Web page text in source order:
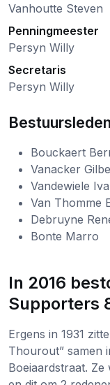
Vanhoutte Steven
Penningmeester
Persyn Willy
Secretaris
Persyn Willy
Bestuursleden
Bouckaert
Vanacker
Vandewiele
Van Thomme
Debruyne
Bonte Marro
In 2016
Supporters
Ergens in 1931
Thourout” samen
Boeiaardstraat.